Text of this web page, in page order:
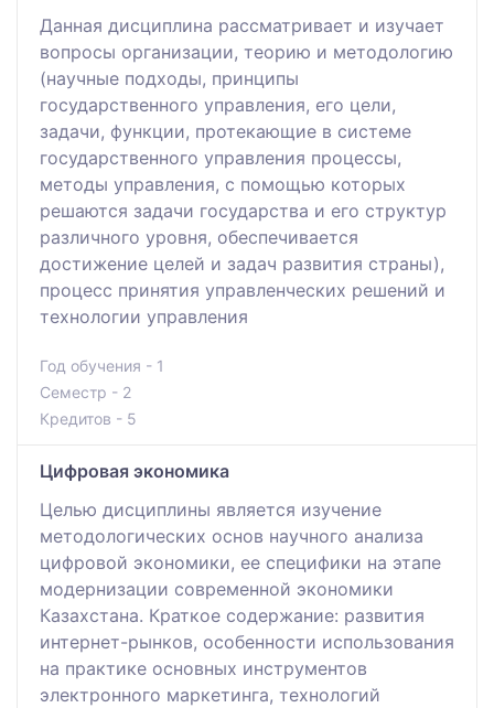
Данная дисциплина рассматривает и изучает
вопросы организации, теорию и методологию
(научные подходы, принципы
государственного управления, его цели,
задачи, функции, протекающие в системе
государственного управления процессы,
методы управления, с помощью которых
решаются задачи государства и его структур
различного уровня, обеспечивается
достижение целей и задач развития страны),
процесс принятия управленческих решений и
технологии управления
Год обучения - 1
Семестр - 2
Кредитов - 5
Цифровая экономика
Целью дисциплины является изучение
методологических основ научного анализа
цифровой экономики, ее специфики на этапе
модернизации современной экономики
Казахстана. Краткое содержание: развития
интернет-рынков, особенности использования
на практике основных инструментов
электронного маркетинга, технологий